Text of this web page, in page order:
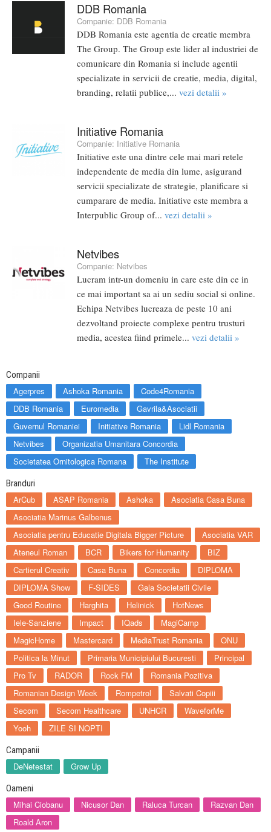
DDB Romania
Companie: DDB Romania
DDB Romania este agentia de creatie membra
The Group. The Group este lider al industriei de
comunicare din Romania si include agentii
specializate in servicii de creatie, media, digital,
branding, relatii publice,... vezi detalii »
Initiative Romania
Companie: Initiative Romania
Initiative este una dintre cele mai mari retele
independente de media din lume, asigurand
servicii specializate de strategie, planificare si
cumparare de media. Initiative este membra a
Interpublic Group of... vezi detalii »
Netvibes
Companie: Netvibes
Lucram intr-un domeniu in care este din ce in
ce mai important sa ai un sediu social si online.
Echipa Netvibes lucreaza de peste 10 ani
dezvoltand proiecte complexe pentru trusturi
media, acestea fiind primele... vezi detalii »
Companii
Agerpres Ashoka Romania
Code4Romania
DDB Romania
Euromedia
Gavrila&Asociatii
Guvernul Romaniei
Initiative Romania
Lidl Romania
Netvibes
Organizatia Umanitara Concordia
Societatea Ornitologica Romana
The Institute
Branduri
ArCub ASAP Romania Ashoka
Asociatia Casa Buna
Asociatia Marinus Galbenus
Asociatia pentru Educatie Digitala Bigger Picture
Asociatia VAR
Ateneul Roman
BCR Bikers for Humanity
BIZ
Cartierul Creativ
Casa Buna Concordia
DIPLOMA
DIPLOMA Show
F-SIDES
Gala Societatii Civile
Good Routine
Harghita Helinick
HotNews
Iele-Sanziene
Impact IQads
MagiCamp
MagicHome
Mastercard MediaTrust Romania
ONU
Politica la Minut
Primaria Municipiului Bucuresti
Principal
Pro Tv
RADOR Rock FM
Romania Pozitiva
Romanian Design Week
Rompetrol
Salvati Copiii
Secom
Secom Healthcare UNHCR
WaveforMe
Yooh
ZILE SI NOPTI
Campanii
DeNetestat Grow Up
Oameni
Mihai Ciobanu Nicusor Dan Raluca Turcan
Razvan Dan
Roald Aron